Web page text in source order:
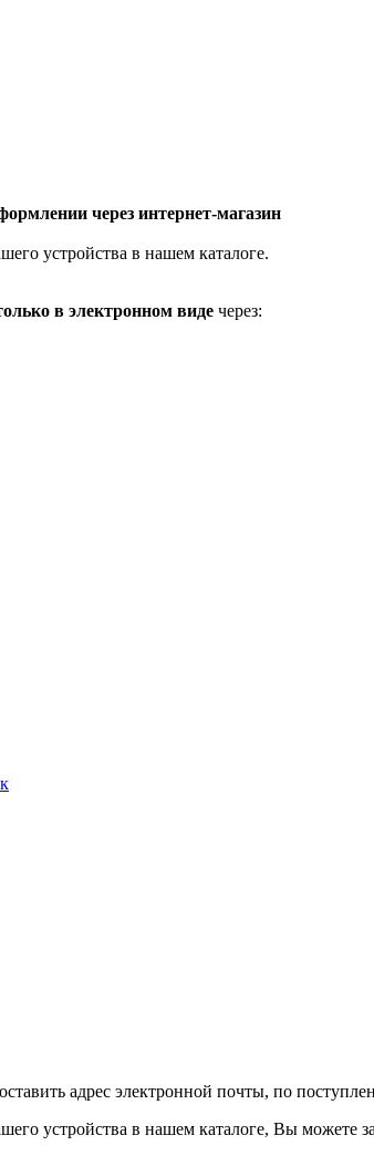
через интернет-магазин
устройства в нашем каталоге.
в электронном виде через:
адрес электронной почты, по
устройства в нашем каталоге, Вы можете